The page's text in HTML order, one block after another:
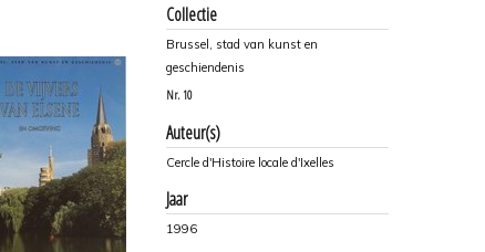
Collectie
Brussel, stad van kunst en
geschiendenis
Nr. 10
Auteur(s)
Cercle d'Histoire locale d'Ixelles
Jaar
1996